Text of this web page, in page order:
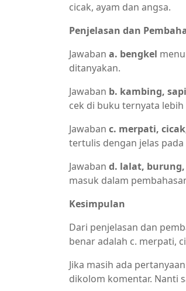
cicak, ayam dan angsa.
Penjelasan dan
Jawaban a. bengkel
ditanyakan.
Jawaban b. kambing,
cek di buku ternyata
Jawaban c. merpati,
tertulis dengan jelas
Jawaban d. lalat,
masuk dalam
Kesimpulan
Dari penjelasan dan
benar adalah c. merpati,
Jika masih ada
dikolom komentar. Nanti